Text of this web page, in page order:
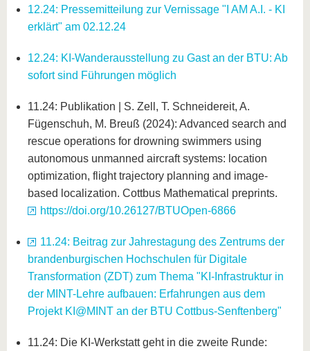
12.24: Pressemitteilung zur Vernissage "I AM A.I. - KI
erklärt" am 02.12.24
12.24: KI-Wanderausstellung zu Gast an der BTU: Ab
sofort sind Führungen möglich
11.24: Publikation | S. Zell, T. Schneidereit, A.
Fügenschuh, M. Breuß (2024): Advanced search and
rescue operations for drowning swimmers using
autonomous unmanned aircraft systems: location
optimization, flight trajectory planning and image-
based localization. Cottbus Mathematical preprints.
https://doi.org/10.26127/BTUOpen-6866
11.24: Beitrag zur Jahrestagung des Zentrums der
brandenburgischen Hochschulen für Digitale
Transformation (ZDT) zum Thema "KI-Infrastruktur in
der MINT-Lehre aufbauen: Erfahrungen aus dem
Projekt KI@MINT an der BTU Cottbus-Senftenberg"
11.24: Die KI-Werkstatt geht in die zweite Runde: